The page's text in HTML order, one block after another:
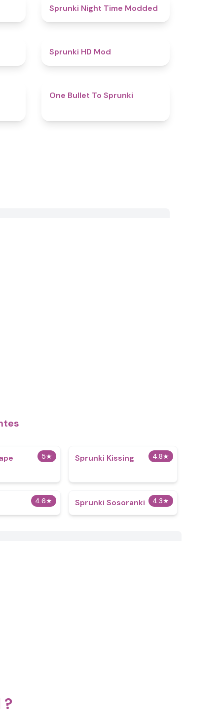
4.4
Sprunki Night Time Modded
Sprunki HD Mod
One Bullet To Sprunki
5★ 4.8★
Sprunki Kissing
4.6★ 4.3★
Sprunki Sosoranki